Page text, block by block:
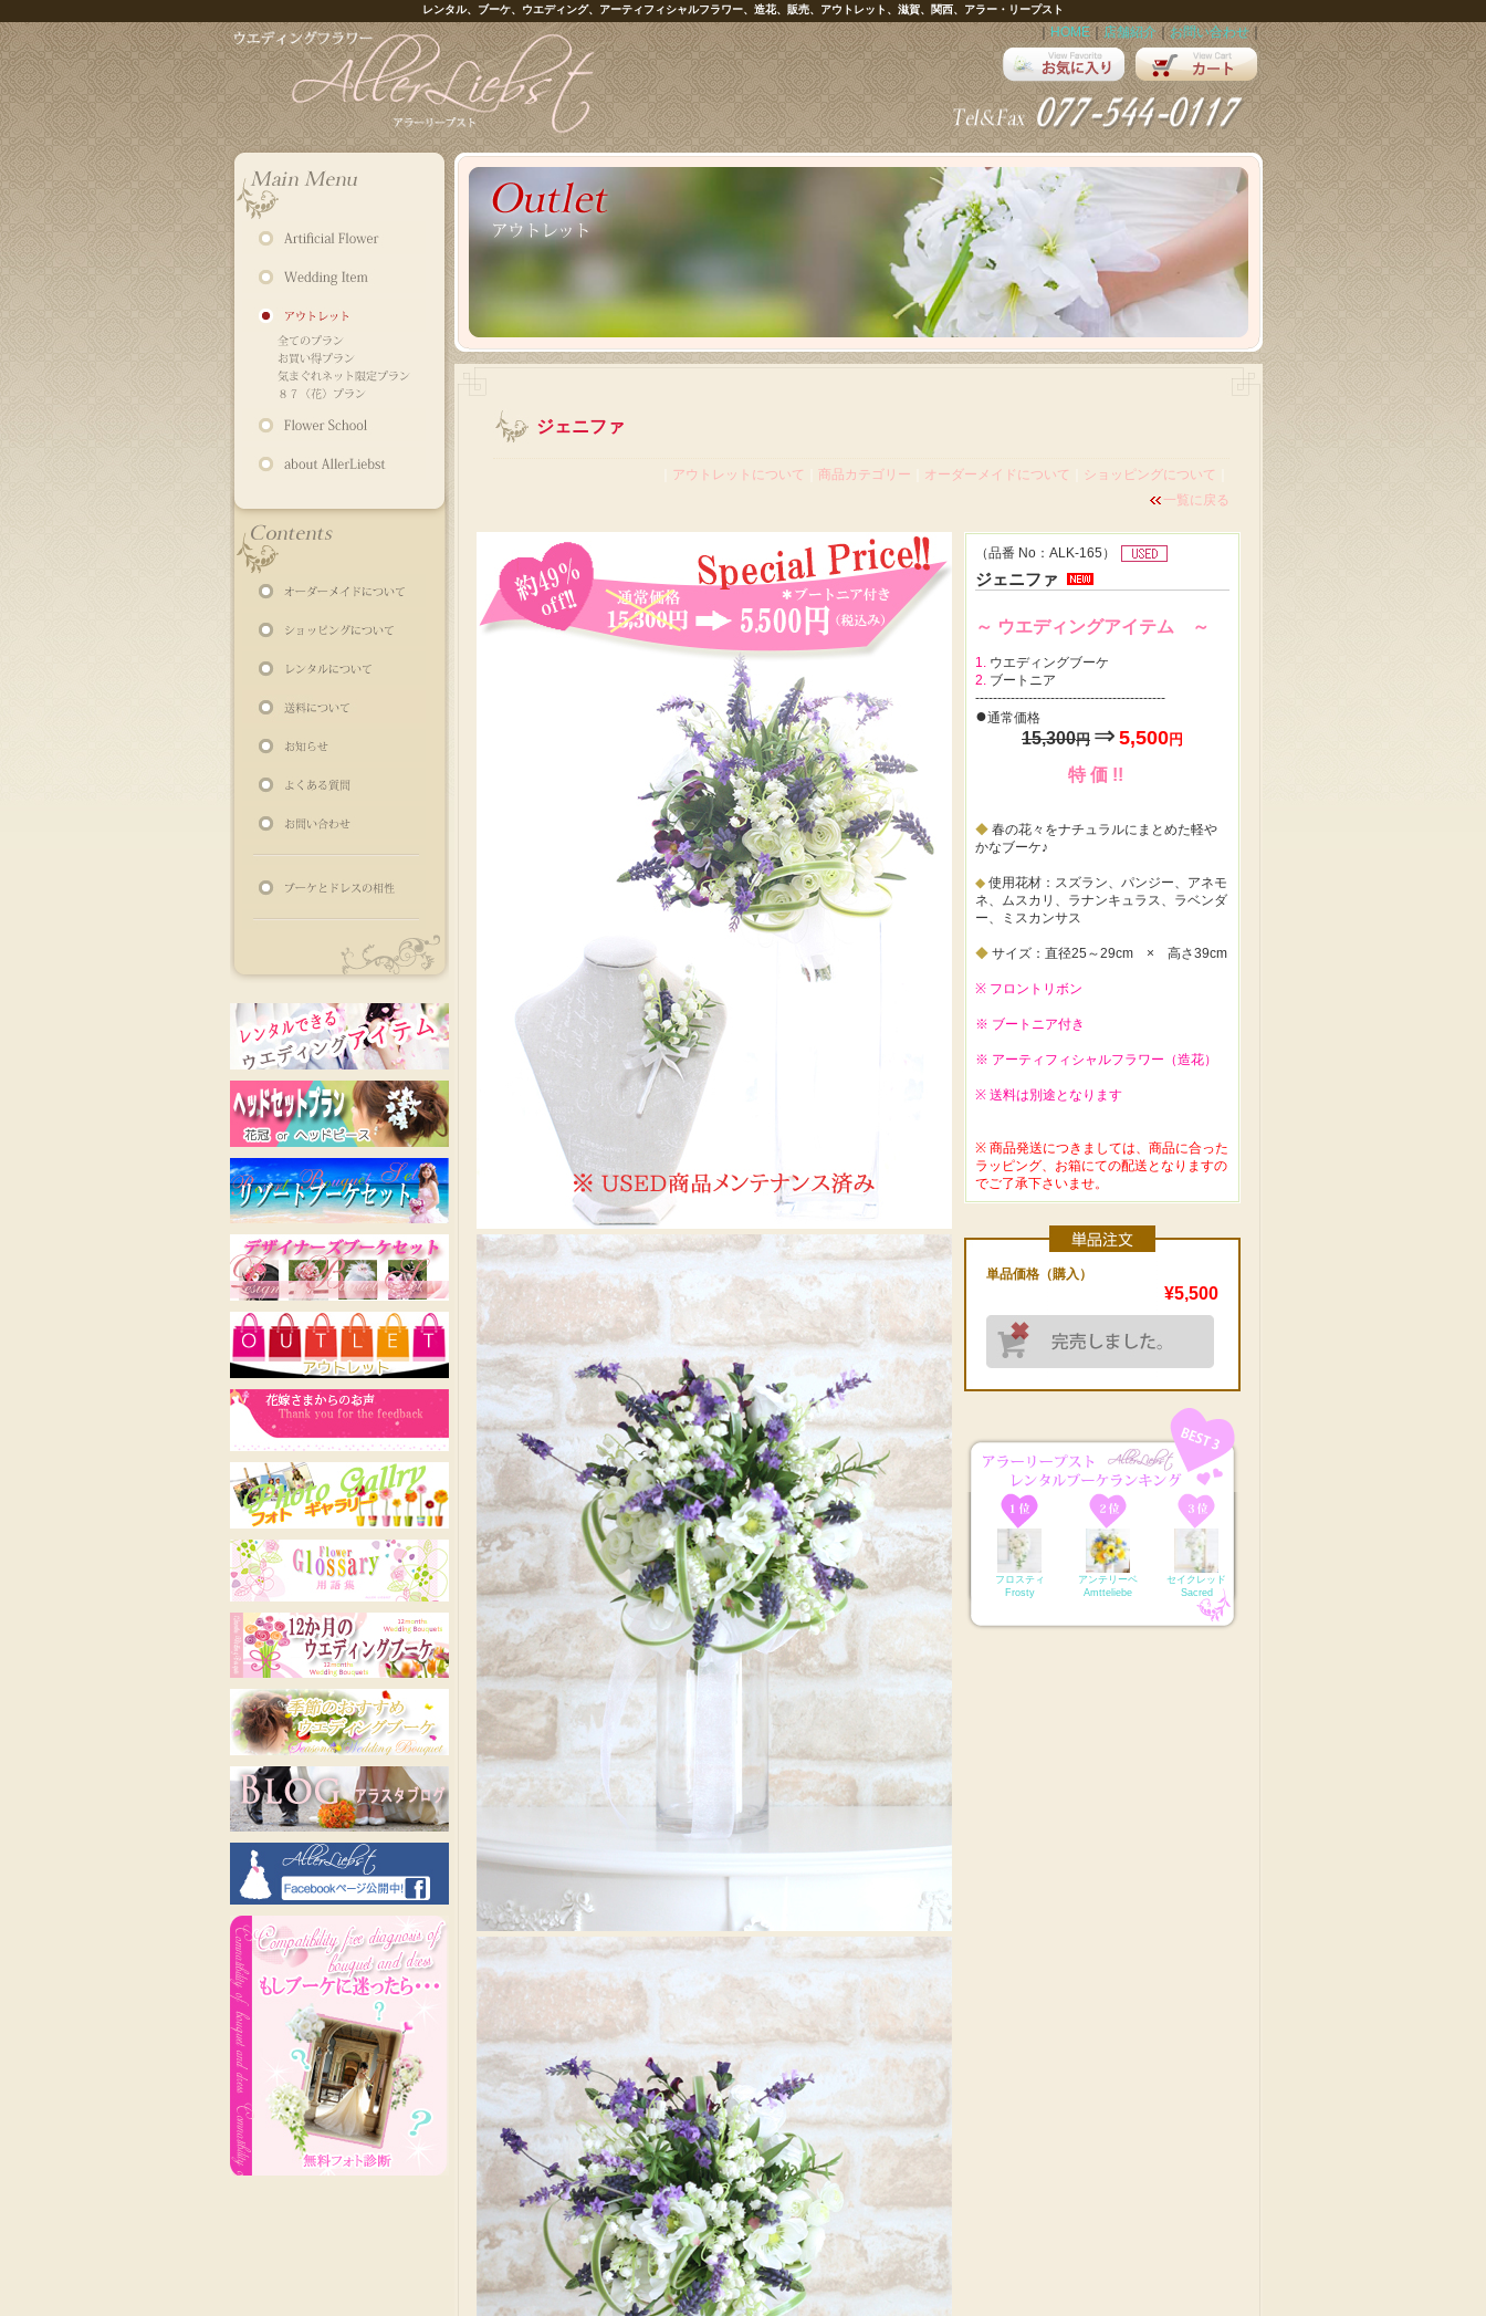
レンタル、ブーケ、ウエディング、アーティフィシャルフラワー、造花、販売、アウトレット、滋賀、関西、アラー・リープスト
｜ HOME｜ 店舗紹介 ｜お問い合わせ｜
ジェニファ
アウトレットについて 商品カテゴリー オーダーメイドについて ショッピングについて
一覧に戻る
（品番 No：ALK-165）
ジェニファ
～ ウエディングアイテム ～
1. ウエディングブーケ
2. ブートニア
-------------------------------------------
●通常価格
15,300円 ⇒ 5,500円
特 価 !!
◆ 春の花々をナチュラルにまとめた軽や
かなブーケ♪
◆ 使用花材：スズラン、パンジー、アネモ
ネ、ムスカリ、ラナンキュラス、ラベンダ
ー、ミスカンサス
◆ サイズ：直径25～29cm × 高さ39cm
※ フロントリボン
※ ブートニア付き
※ アーティフィシャルフラワー（造花）
※ 送料は別途となります
※ 商品発送につきましては、商品に合った
ラッピング、お箱にての配送となりますの
でご了承下さいませ。
単品価格（購入）
¥5,500
フロスティ
Frosty
アンテリーベ
Amtteliebe
セイクレッド
Sacred